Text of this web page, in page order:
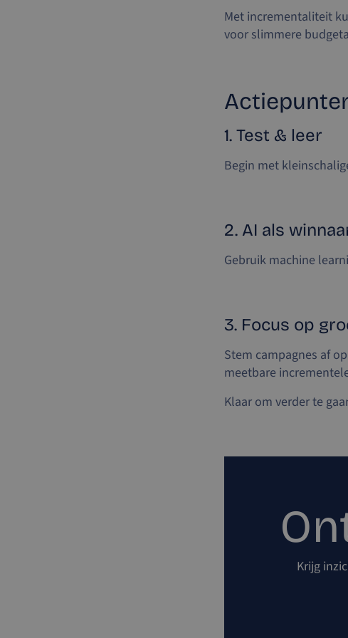
Met incrementaliteit
voor slimmere
1. Test & leer
Begin met
2. AI als
Gebruik machine
3. Focus op
Stem campagnes af
meetbare
Klaar om verder te
Krijg